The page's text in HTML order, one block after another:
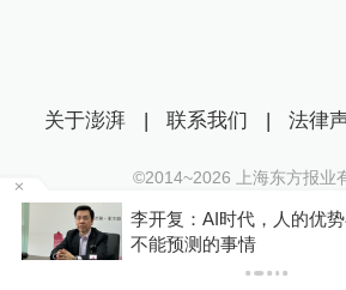
李开复：AI时代，人的优
不能预测的事情
关于澎湃 | 联系我们 | 法律
©2014~2026 上海东方报业
沪ICP证：沪B2-20170116 | 沪
互联网新闻信息服务许可证：
沪公网安备